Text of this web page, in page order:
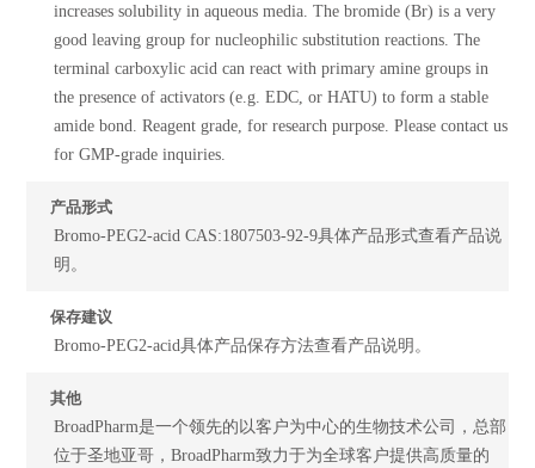
increases solubility in aqueous media. The bromide (Br) is a very
good leaving group for nucleophilic substitution reactions. The
terminal carboxylic acid can react with primary amine groups in
the presence of activators (e.g. EDC, or HATU) to form a stable
amide bond. Reagent grade, for research purpose. Please contact us
for GMP-grade inquiries.
产品形式
Bromo-PEG2-acid CAS:1807503-92-9具体产品形式查看产品说
明。
保存建议
Bromo-PEG2-acid具体产品保存方法查看产品说明。
其他
BroadPharm是一个领先的以客户为中心的生物技术公司，总部
位于圣地亚哥，BroadPharm致力于为全球客户提供高质量的